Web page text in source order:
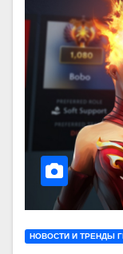
НОВОСТИ И ТРЕНДЫ